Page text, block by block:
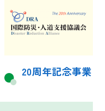
20周年記念事業